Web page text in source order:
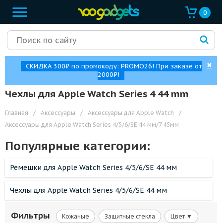
0
СКИДКА 300₽ по промокоду: PROMO26! При заказе от
2000₽!
✖
Чехлы для Apple Watch Series 4 44 mm
Главная / Аксессуары / Аксессуары для Apple Watch
/
Аксессуары для Apple Watch Series 4/5/6/SE 44 мм/7 45мм
Популярные категории:
Ремешки для Apple Watch Series 4/5/6/SE 44 мм
Чехлы для Apple Watch Series 4/5/6/SE 44 мм
Фильтры Кожаные Защитные стекла Цвет ▼